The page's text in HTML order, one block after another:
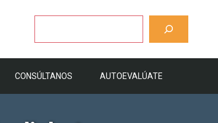
CONSÚLTANOS AUTOEVALÚATE